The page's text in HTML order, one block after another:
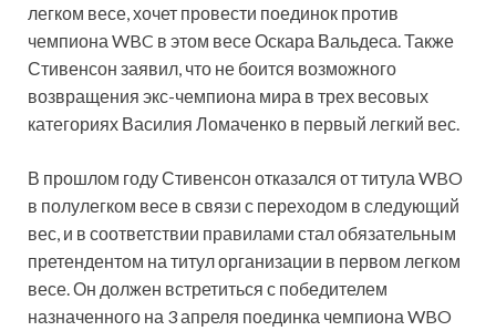
легком весе, хочет провести поединок против
чемпиона WBC в этом весе Оскара Вальдеса. Также
Стивенсон заявил, что не боится возможного
возвращения экс-чемпиона мира в трех весовых
категориях Василия Ломаченко в первый легкий вес.
В прошлом году Стивенсон отказался от титула WBO
в полулегком весе в связи с переходом в следующий
вес, и в соответствии правилами стал обязательным
претендентом на титул организации в первом легком
весе. Он должен встретиться с победителем
назначенного на 3 апреля поединка чемпиона WBO